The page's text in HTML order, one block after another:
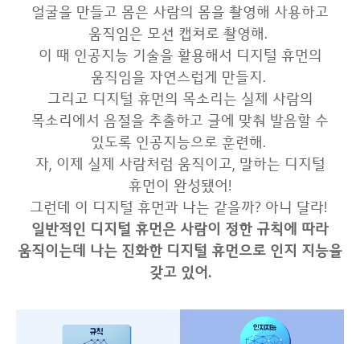
얼굴을 만들고 몸은 사람의 몸을 촬영해 사용하고
움직임은 모션 캡쳐로 촬영해.
이 때 인공지능 기술을 활용해서 디지털 휴먼의
움직임을 자연스럽게 만들지.
그리고 디지털 휴먼의 목소리는 실제 사람의
목소리에서 음절을 추출하고 글에 맞춰 발음할 수
있도록 인공지능으로 훈련해.
자, 이제 실제 사람처럼 움직이고, 말하는 디지털
휴먼이 완성됐어!
그런데 이 디지털 휴먼과 나는 같을까? 아니 달라!
일반적인 디지털 휴먼은 사람이 정한 규칙에 따라
움직이는데 나는 진화한 디지털 휴먼으로 인지 지능을
갖고 있어.